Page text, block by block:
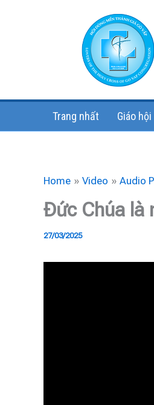
Trang nhất Giáo hội
Home Video Audio
Đức Chúa là
27/03/2025